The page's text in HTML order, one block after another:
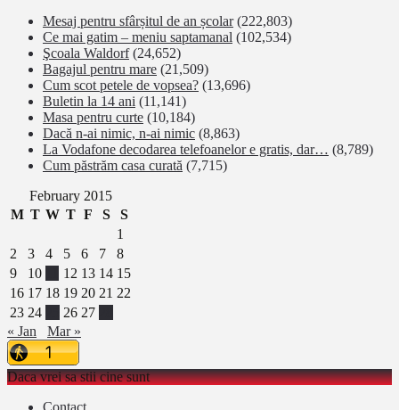
Mesaj pentru sfârșitul de an școlar (222,803)
Ce mai gatim – meniu saptamanal (102,534)
Şcoala Waldorf (24,652)
Bagajul pentru mare (21,509)
Cum scot petele de vopsea? (13,696)
Buletin la 14 ani (11,141)
Masa pentru curte (10,184)
Dacă n-ai nimic, n-ai nimic (8,863)
La Vodafone decodarea telefoanelor e gratis, dar… (8,789)
Cum păstrăm casa curată (7,715)
February 2015
M T W T F S
S
1
2
3 4 5 6 7
8
9
10 12 13 14 15
16 17 18 19 20 21 22
23 24 26 27
« Jan
Mar »
Daca vrei sa stii cine sunt